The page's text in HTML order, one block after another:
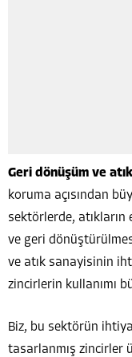
Geri dönüşüm ve
koruma açısından
sektörlerde, atıkların
ve geri
ve atık sanayisinin
zincirlerin kullanımı
Biz, bu sektörün
tasarlanmış zincirler